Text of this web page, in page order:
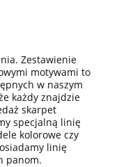
Zestawienie
motywami to
w naszym
każdy znajdzie
skarpet
specjalną linię
kolorowe czy
linię
panom.